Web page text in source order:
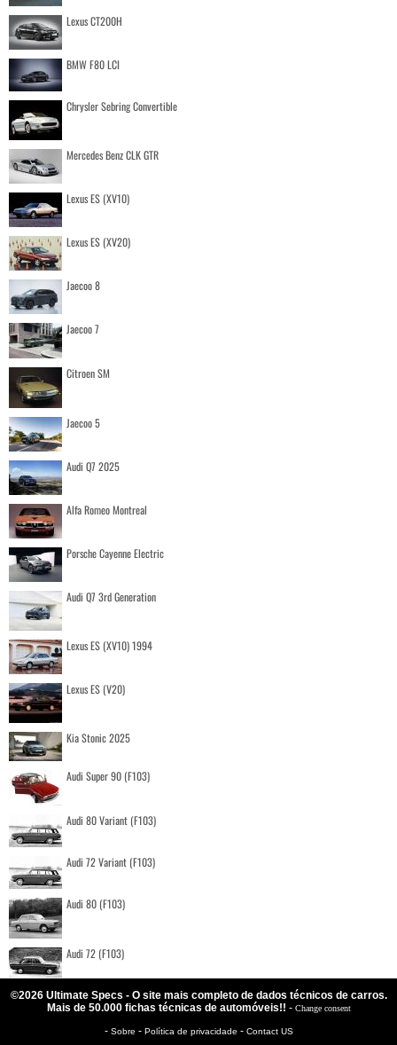
Lexus CT200H
BMW F80 LCI
Chrysler Sebring Convertible
Mercedes Benz CLK GTR
Lexus ES (XV10)
Lexus ES (XV20)
Jaecoo 8
Jaecoo 7
Citroen SM
Jaecoo 5
Audi Q7 2025
Alfa Romeo Montreal
Porsche Cayenne Electric
Audi Q7 3rd Generation
Lexus ES (XV10) 1994
Lexus ES (V20)
Kia Stonic 2025
Audi Super 90 (F103)
Audi 80 Variant (F103)
Audi 72 Variant (F103)
Audi 80 (F103)
Audi 72 (F103)
©2026 Ultimate Specs - O site mais completo de dados técnicos de carros.
Mais de 50.000 fichas técnicas de automóveis!! - Change consent
- Sobre - Política de privacidade - Contact US